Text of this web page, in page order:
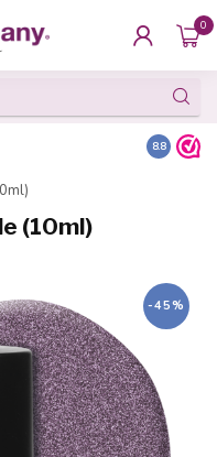
0
Besteld
8.8
(10ml)
-45%